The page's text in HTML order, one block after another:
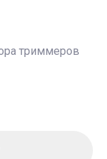
триммеров